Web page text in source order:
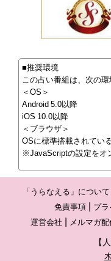
■推奨環境
この占い番組は、次の環
＜OS＞
Android 5.0以降
iOS 10.0以降
＜ブラウザ＞
OSに標準搭載されてい
※JavaScriptの設定をオ
「うらなえる」について
免責事項
プラ
運営会社
メルマガ
【